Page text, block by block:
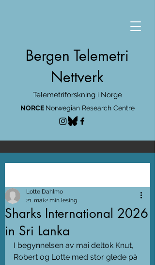
Bergen Telemetri
Nettverk
Telemetriforskning i Norge
NORCE Norwegian Research Centre
Sharks International 2026
in Sri Lanka
Lotte Dahlmo
21. mai 2 min lesing
I begynnelsen av mai deltok Knut,
Robert og Lotte med stor glede på